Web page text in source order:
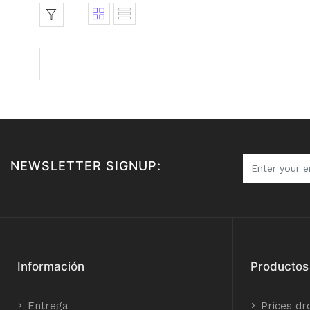
NEWSLETTER SIGNUP:
Información
Entrega
Productos
Prices